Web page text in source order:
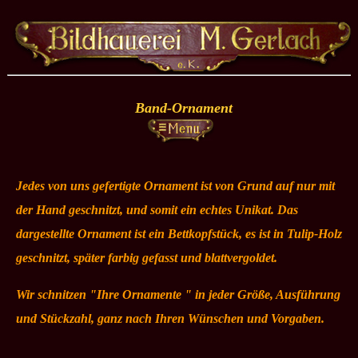
Band-Ornament
Jedes von uns gefertigte Ornament ist von Grund auf nur mit
der Hand geschnitzt, und somit ein echtes Unikat. Das
dargestellte Ornament ist ein Bettkopfstück, es ist in Tulip-Holz
geschnitzt, später farbig gefasst und blattvergoldet.
Wir schnitzen "Ihre Ornamente " in jeder Größe, Ausführung
und Stückzahl, ganz nach Ihren Wünschen und Vorgaben.